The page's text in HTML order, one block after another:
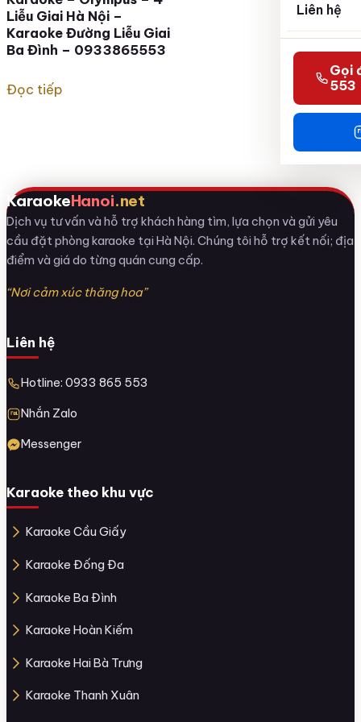
Liên hệ
Gọi
553
Liễu Giai Hà Nội –
Karaoke Đường Liễu Giai
Ba Đình – 0933865553
Đọc tiếp
KaraokeHanoi.net
Dịch vụ tư vấn và hỗ trợ khách hàng tìm, lựa chọn và gửi yêu
cầu đặt phòng karaoke tại Hà Nội. Chúng tôi hỗ trợ kết nối; địa
điểm và giá do từng quán cung cấp.
“Nơi cảm xúc thăng hoa”
Liên hệ
Hotline: 0933 865 553
Nhắn Zalo
Messenger
Karaoke theo khu vực
Karaoke Cầu Giấy
Karaoke Đống Đa
Karaoke Ba Đình
Karaoke Hoàn Kiếm
Karaoke Hai Bà Trưng
Karaoke Thanh Xuân